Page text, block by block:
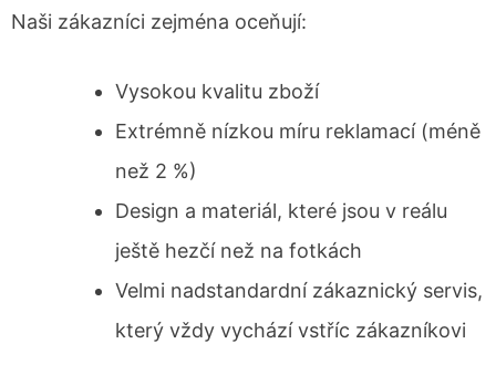
Naši zákazníci zejména oceňují:
Vysokou kvalitu zboží
Extrémně nízkou míru reklamací (méně
než 2 %)
Design a materiál, které jsou v reálu
ještě hezčí než na fotkách
Velmi nadstandardní zákaznický servis,
který vždy vychází vstříc zákazníkovi